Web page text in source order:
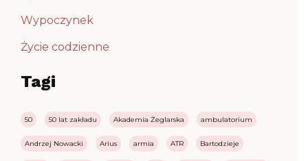
Wypoczynek
Życie codzienne
Tagi
50 50 lat zakładu Akademia Żeglarska ambulatorium
Andrzej Nowacki Arius armia ATR Bartodzieje